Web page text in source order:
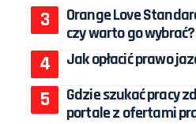
Orange Love
czy warto go wybrać?
Jak opłacić prawo
Gdzie szukać pracy
portale z ofertami